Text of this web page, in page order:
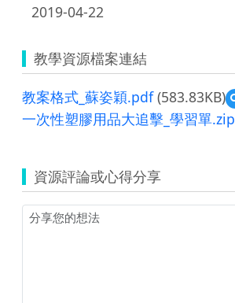
2019-04-22
教學資源檔案連結
教案格式_蘇姿穎.pdf(583.83KB)
一次性塑膠用品大追擊_學習單.zip
資源評論或心得分享